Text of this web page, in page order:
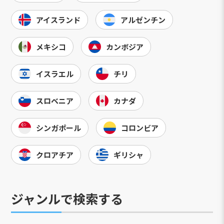
アイスランド アルゼンチン
メキシコ カンボジア
イスラエル チリ
スロベニア カナダ
シンガポール コロンビア
クロアチア ギリシャ
ジャンルで検索する